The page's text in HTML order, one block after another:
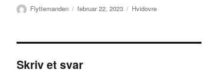
Forfatter
Flyttemanden Udgivet
februar 22, 2023 Kategorier
Hvidovre
Skriv et svar